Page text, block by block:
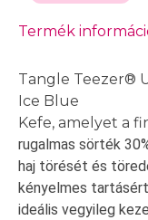
Termék
Tangle Teezer®
Ice Blue
Kefe, amelyet a
rugalmas sörték
haj törését és
kényelmes
ideális vegyileg